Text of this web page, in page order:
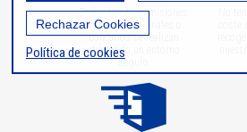
Todas las transmisiones
de datos personales o
bancarios se realizan
utilizando un entorno
seguro
Rechazar Cookies
Política de cookies